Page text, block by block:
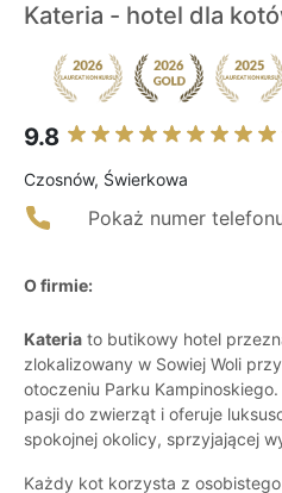
Kateria - hotel dla
9.8
Czosnów, Świerkowa
Pokaż numer
O firmie:
Kateria to butikowy hotel
zlokalizowany w Sowiej Woli
otoczeniu Parku
pasji do zwierząt i oferuje
spokojnej okolicy, sprzyjającej
Każdy kot korzysta z